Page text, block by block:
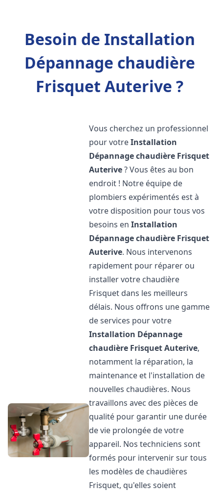
Besoin de Installation
Dépannage chaudière
Frisquet Auterive ?
Vous cherchez un professionnel
pour votreInstallation
Dépannage chaudière Frisquet
Auterive? Vous êtes au bon
endroit ! Notre équipe de
plombiers expérimentés est à
votre disposition pour tous vos
besoins enInstallation
Dépannage chaudière Frisquet
Auterive. Nous intervenons
rapidement pour réparer ou
installer votre chaudière
Frisquet dans les meilleurs
délais. Nous offrons une gamme
de services pour votre
Installation Dépannage
chaudière FrisquetAuterive,
notamment la réparation, la
maintenance et l'installation de
nouvelles chaudières. Nous
travaillons avec des pièces de
qualité pour garantir une durée
de vie prolongée de votre
appareil. Nos techniciens sont
formés pour intervenir sur tous
les modèles de chaudières
Frisquet, qu'elles soient